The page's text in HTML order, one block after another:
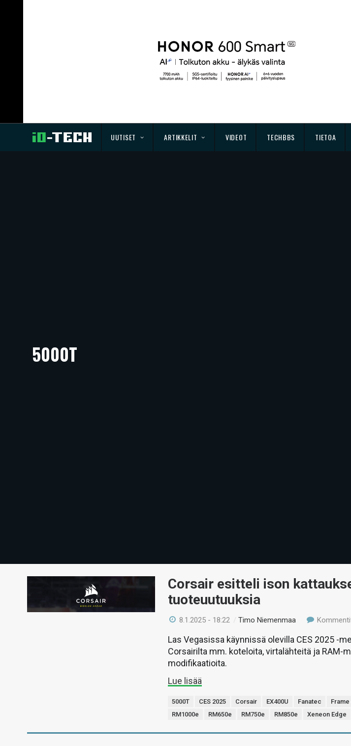
UUTISET ARTIKKELIT VIDEOT TECHBBS TIETOA
5000T
Corsair esitteli ison
tuoteuutuuksia
8.1.2025 - 18:22 /Timo Niemenmaa
Las Vegasissa käynnissä olevilla CES 2025 -
Corsairilta mm. koteloita, virtalähteitä ja RAM-
modifikaatioita.
Lue lisää
5000T CES 2025 Corsair EX400U Fanatec Frame
RM1000e
RM650e RM750e RM850e Xeneon Edge